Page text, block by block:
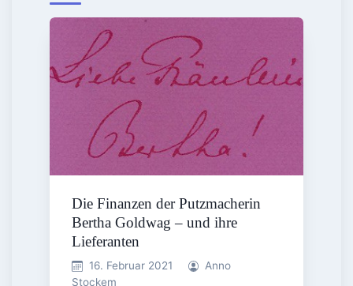
Die Finanzen der Putzmacherin
Bertha Goldwag – und ihre
Lieferanten
16. Februar 2021
Anno
Stockem